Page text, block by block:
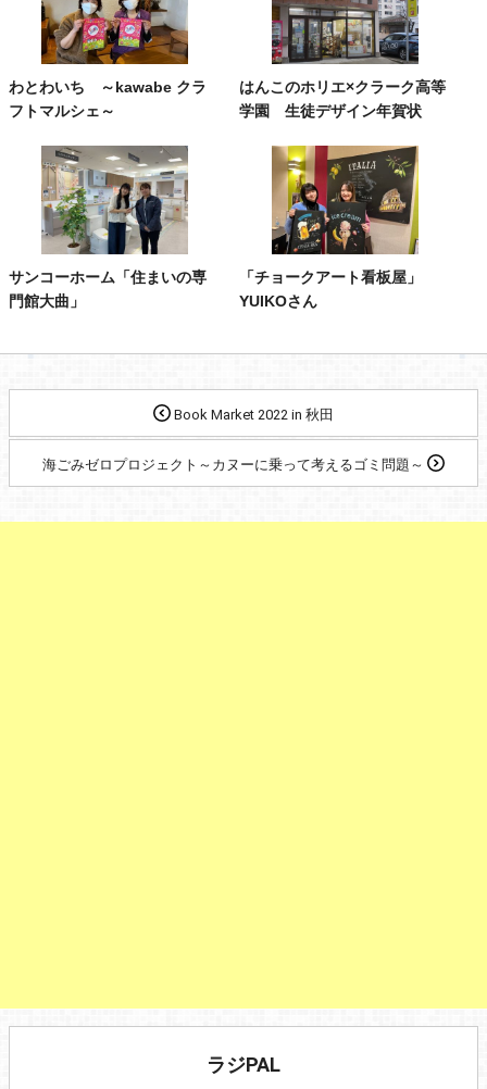
わとわいち ～kawabe クラ
フトマルシェ～
はんこのホリエ×クラーク高等
学園 生徒デザイン年賀状
サンコーホーム「住まいの専
門館大曲」
「チョークアート看板屋」
YUIKOさん
Book Market 2022 in 秋田
海ごみゼロプロジェクト～カヌーに乗って考えるゴミ問題～
ラジPAL